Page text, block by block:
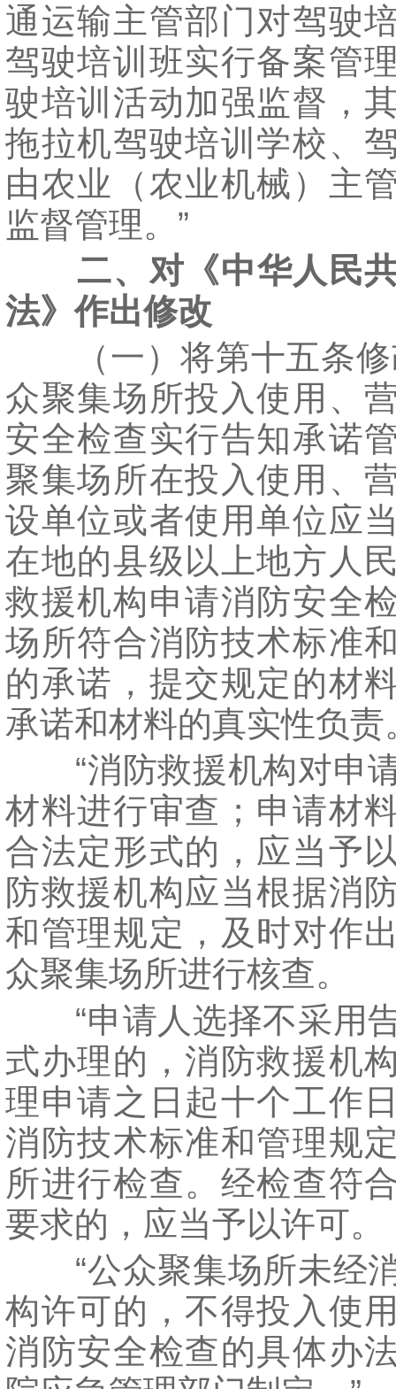
通运输主管部门对驾驶
驾驶培训班实行备案管
驶培训活动加强监督，
拖拉机驾驶培训学校、
由农业（农业机械）主
监督管理。”
二、对《中华人民
法》作出修改
（一）将第十五条修
众聚集场所投入使用、
安全检查实行告知承诺
聚集场所在投入使用、
设单位或者使用单位应
在地的县级以上地方人
救援机构申请消防安全
场所符合消防技术标准
的承诺，提交规定的材
承诺和材料的真实性负责
“消防救援机构对申
材料进行审查；申请材
合法定形式的，应当予
防救援机构应当根据消
和管理规定，及时对作
众聚集场所进行核查。
“申请人选择不采用
式办理的，消防救援机
理申请之日起十个工作
消防技术标准和管理规
所进行检查。经检查符
要求的，应当予以许可。
“公众聚集场所未经
构许可的，不得投入使
消防安全检查的具体办